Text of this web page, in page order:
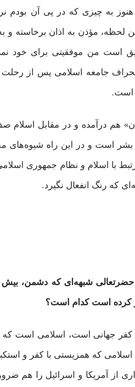
به چیزی که در پی آن بودم
لحظه، مؤذن به اذان برخاسته
است من موفقیتی برای خود
جامعه اسلامی پس از رحلت
است.
هم درآمده و در مقابل اسلام
است و در این راه شیوه‌های
با اسلام و نظام جمهوری
که رنگ انفعال نگیرد.
حضرتعالی شبهه‌ای که دشمن،
کرده است کدام است؟
جهانی است، اسلامی است که
که همزیستی با کفر و
از آمریکا و اسرائیل را هم